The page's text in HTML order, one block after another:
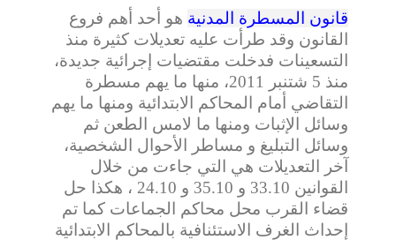
قانون المسطرة المدنية هو أحد أهم فروع
القانون وقد طرأت عليه تعديلات كثيرة منذ
التسعينات فدخلت مقتضيات إجرائية جديدة،
منذ 5 شتنبر 2011، منها ما يهم مسطرة
التقاضي أمام المحاكم الابتدائية ومنها ما يهم
وسائل الإثبات ومنها ما لامس الطعن ثم
وسائل التبليغ و مساطر الأحوال الشخصية،
آخر التعديلات هي التي جاءت من خلال
القوانين 33.10 و 35.10 و 24.10 ، هكذا حل
قضاء القرب محل محاكم الجماعات كما تم
إحداث الغرف الاستئنافية بالمحاكم الابتدائية